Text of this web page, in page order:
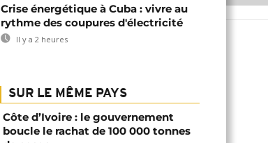
Crise énergétique à Cuba : vivre au
rythme des coupures d'électricité
Il y a 2 heures
SUR LE MÊME PAYS
Côte d’Ivoire : le gouvernement
boucle le rachat de 100 000 tonnes